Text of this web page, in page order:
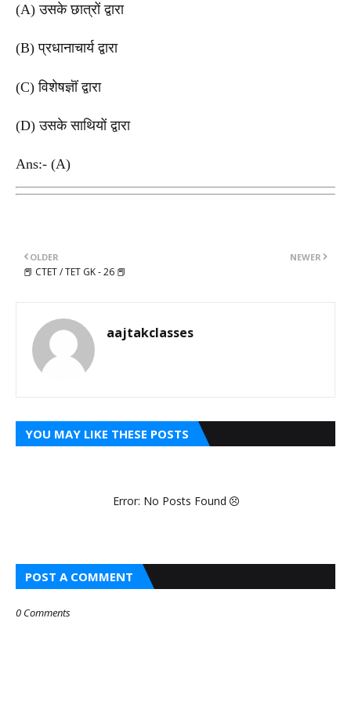
(A) उसके छात्रों द्वारा
(B) प्रधानाचार्य द्वारा
(C) विशेषज्ञॊं द्वारा
(D) उसके साथियों द्वारा
Ans:- (A)
NEWER
OLDER
📕 CTET / TET GK - 26 📕
aajtakclasses
YOU MAY LIKE THESE POSTS
Error: No Posts Found
POST A COMMENT
0 Comments